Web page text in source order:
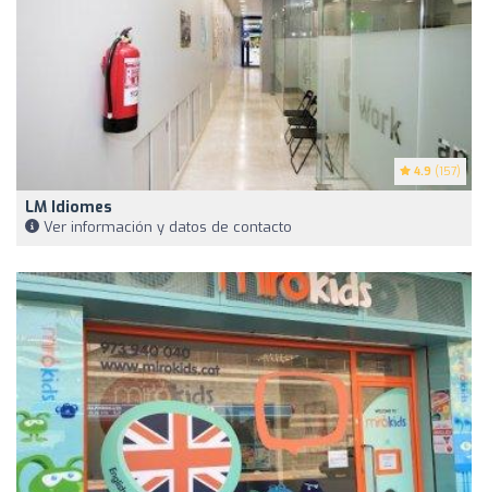
4.9 (157)
LM Idiomes
Ver información y datos de contacto